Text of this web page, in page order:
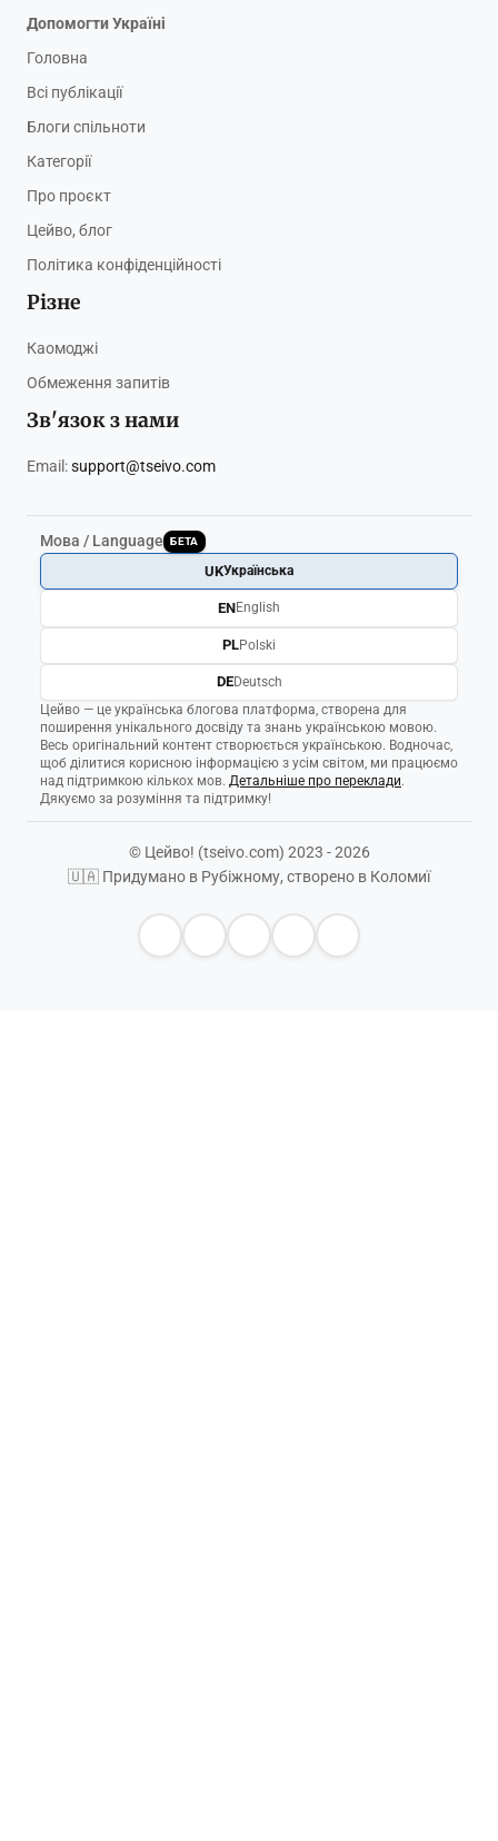
Допомогти Україні
Головна
Всі публікації
Блоги спільноти
Категорії
Про проєкт
Цейво, блог
Політика конфіденційності
Різне
Каомоджі
Обмеження запитів
Зв'язок з нами
Email:support@tseivo.com
Мова / Language БЕТА
Цейво — це українська блогова платформа, створена для
поширення унікального досвіду та знань українською мовою.
Весь оригінальний контент створюється українською. Водночас,
щоб ділитися корисною інформацією з усім світом, ми працюємо
над підтримкою кількох мов. Детальніше про переклади.
Дякуємо за розуміння та підтримку!
UKУкраїнська
ENEnglish
PLPolski
DEDeutsch
© Цейво! (tseivo.com) 2023 - 2026
🇺🇦 Придумано в Рубіжному, створено в Коломиї